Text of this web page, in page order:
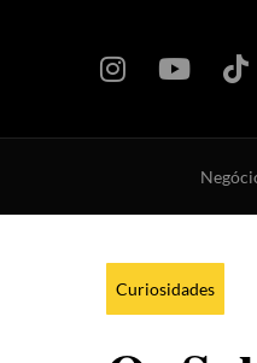
Curiosidades